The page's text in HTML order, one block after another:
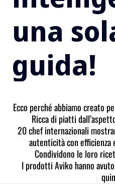
una
guida!
Ecco perché abbiamo creato
Ricca di piatti
20 chef internazionali
autenticità con
Condividono le loro
I prodotti Aviko hanno